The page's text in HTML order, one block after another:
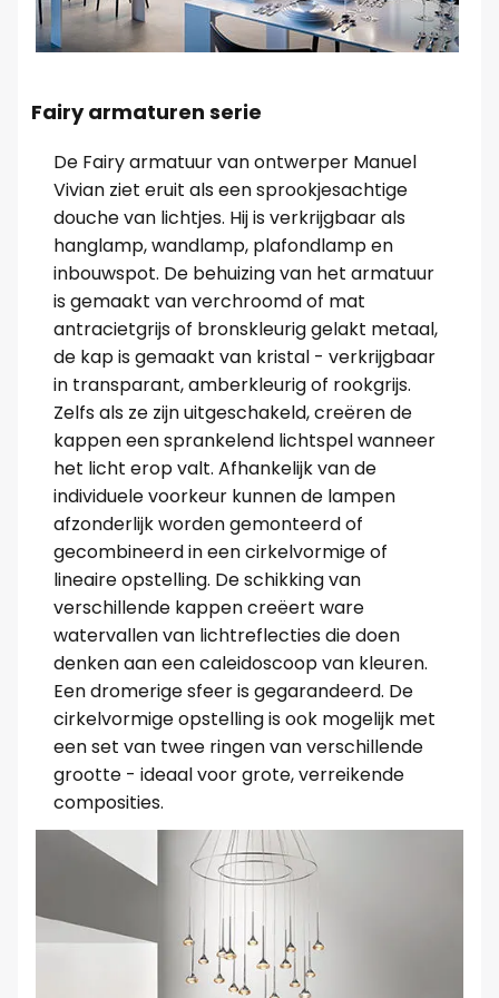
Fairy armaturen serie
De Fairy armatuur van ontwerper Manuel
Vivian ziet eruit als een sprookjesachtige
douche van lichtjes. Hij is verkrijgbaar als
hanglamp, wandlamp, plafondlamp en
inbouwspot. De behuizing van het armatuur
is gemaakt van verchroomd of mat
antracietgrijs of bronskleurig gelakt metaal,
de kap is gemaakt van kristal - verkrijgbaar
in transparant, amberkleurig of rookgrijs.
Zelfs als ze zijn uitgeschakeld, creëren de
kappen een sprankelend lichtspel wanneer
het licht erop valt. Afhankelijk van de
individuele voorkeur kunnen de lampen
afzonderlijk worden gemonteerd of
gecombineerd in een cirkelvormige of
lineaire opstelling. De schikking van
verschillende kappen creëert ware
watervallen van lichtreflecties die doen
denken aan een caleidoscoop van kleuren.
Een dromerige sfeer is gegarandeerd. De
cirkelvormige opstelling is ook mogelijk met
een set van twee ringen van verschillende
grootte - ideaal voor grote, verreikende
composities.